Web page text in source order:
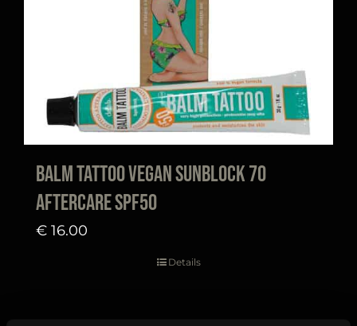
Balm Tattoo Vegan Sunblock 70
aftercare SPF50
€ 16.00
Details